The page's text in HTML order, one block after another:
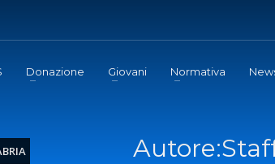
Donazione Giovani Normativa
Autore: